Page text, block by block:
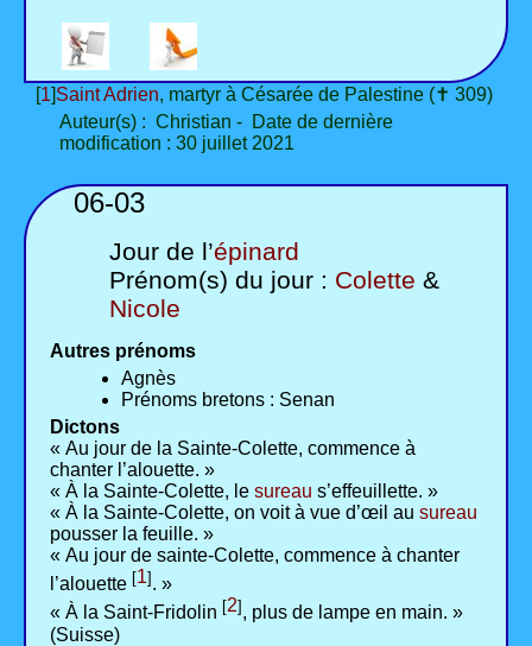
[1]Saint Adrien, martyr à Césarée de Palestine (✝ 309)
Auteur(s) : Christian - Date de dernière
modification : 30 juillet 2021
06-03
Jour de l’épinard
Prénom(s) du jour : Colette &
Nicole
Autres prénoms
Agnès
Prénoms bretons : Senan
Dictons
« Au jour de la Sainte-Colette, commence à
chanter l’alouette. »
« À la Sainte-Colette, le sureau s’effeuillette. »
« À la Sainte-Colette, on voit à vue d’œil au sureau
pousser la feuille. »
« Au jour de sainte-Colette, commence à chanter
l’alouette [1] . »
« À la Saint-Fridolin [2] , plus de lampe en main. »
(Suisse)